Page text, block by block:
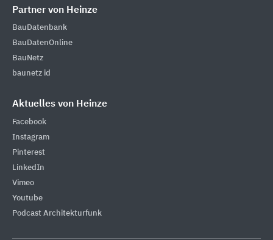
Partner von Heinze
BauDatenbank
BauDatenOnline
BauNetz
baunetz id
Aktuelles von Heinze
Facebook
Instagram
Pinterest
LinkedIn
Vimeo
Youtube
Podcast Architekturfunk